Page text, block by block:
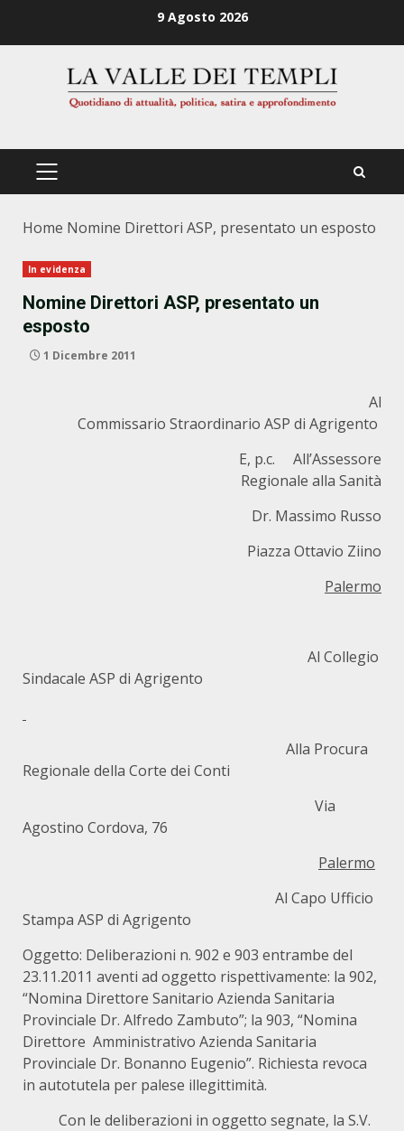
9 Agosto 2026
PRIMÄRES
Home Nomine Direttori ASP, presentato un esposto
In evidenza
Nomine Direttori ASP, presentato un
esposto
1 Dicembre 2011
Al
Commissario Straordinario ASP di Agrigento
E, p.c. All’Assessore
Regionale alla Sanità
Dr. Massimo Russo
Piazza Ottavio Ziino
Palermo
Al Collegio
Sindacale ASP di Agrigento
Alla Procura
Regionale della Corte dei Conti
Via
Agostino Cordova, 76
Palermo
Al Capo Ufficio
Stampa ASP di Agrigento
Oggetto: Deliberazioni n. 902 e 903 entrambe del
23.11.2011 aventi ad oggetto rispettivamente: la 902,
“Nomina Direttore Sanitario Azienda Sanitaria
Provinciale Dr. Alfredo Zambuto”; la 903, “Nomina
Direttore Amministrativo Azienda Sanitaria
Provinciale Dr. Bonanno Eugenio”. Richiesta revoca
in autotutela per palese illegittimità.
Con le deliberazioni in oggetto segnate, la S.V.